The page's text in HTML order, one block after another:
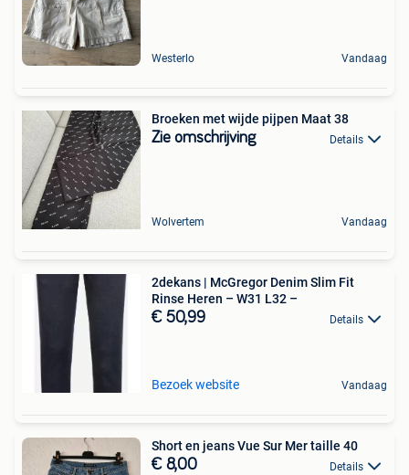
Westerlo Vandaag
Broeken met wijde pijpen Maat 38
Zie omschrijving Details
Wolvertem Vandaag
2dekans | McGregor Denim Slim Fit
Rinse Heren – W31 L32 –
€ 50,99 Details
Bezoek website Vandaag
Short en jeans Vue Sur Mer taille 40
€ 8,00 Details